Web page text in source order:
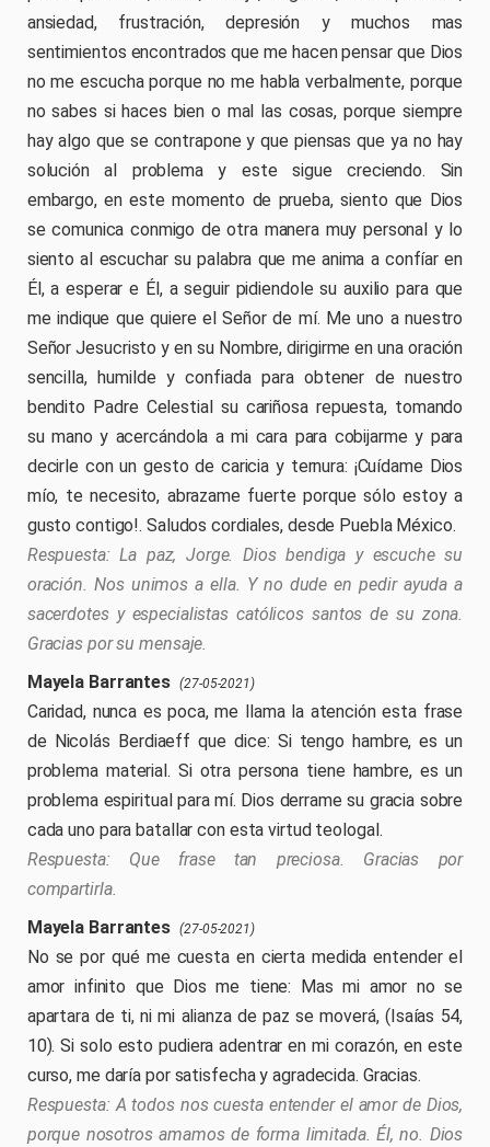
ansiedad, frustración, depresión y muchos mas
sentimientos encontrados que me hacen pensar que Dios
no me escucha porque no me habla verbalmente, porque
no sabes si haces bien o mal las cosas, porque siempre
hay algo que se contrapone y que piensas que ya no hay
solución al problema y este sigue creciendo. Sin
embargo, en este momento de prueba, siento que Dios
se comunica conmigo de otra manera muy personal y lo
siento al escuchar su palabra que me anima a confíar en
Él, a esperar e Él, a seguir pidiendole su auxilio para que
me indique que quiere el Señor de mí. Me uno a nuestro
Señor Jesucristo y en su Nombre, dirigirme en una oración
sencilla, humilde y confiada para obtener de nuestro
bendito Padre Celestial su cariñosa repuesta, tomando
su mano y acercándola a mi cara para cobijarme y para
decirle con un gesto de caricia y ternura: ¡Cuídame Dios
mío, te necesito, abrazame fuerte porque sólo estoy a
gusto contigo!. Saludos cordiales, desde Puebla México.
La paz, Jorge. Dios bendiga y escuche su
oración. Nos unimos a ella. Y no dude en pedir ayuda a
sacerdotes y especialistas católicos santos de su zona.
Gracias por su mensaje.
Mayela Barrantes (27-05-2021)
Caridad, nunca es poca, me llama la atención esta frase
de Nicolás Berdiaeff que dice: Si tengo hambre, es un
problema material. Si otra persona tiene hambre, es un
problema espiritual para mí. Dios derrame su gracia sobre
cada uno para batallar con esta virtud teologal.
Que frase tan preciosa. Gracias por
compartirla.
Mayela Barrantes (27-05-2021)
No se por qué me cuesta en cierta medida entender el
amor infinito que Dios me tiene: Mas mi amor no se
apartara de ti, ni mi alianza de paz se moverá, (Isaías 54,
10). Si solo esto pudiera adentrar en mi corazón, en este
curso, me daría por satisfecha y agradecida. Gracias.
A todos nos cuesta entender el amor de Dios,
porque nosotros amamos de forma limitada. Él, no. Dios